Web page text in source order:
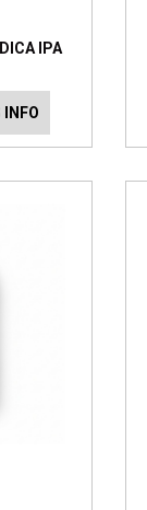
IPA
INFO